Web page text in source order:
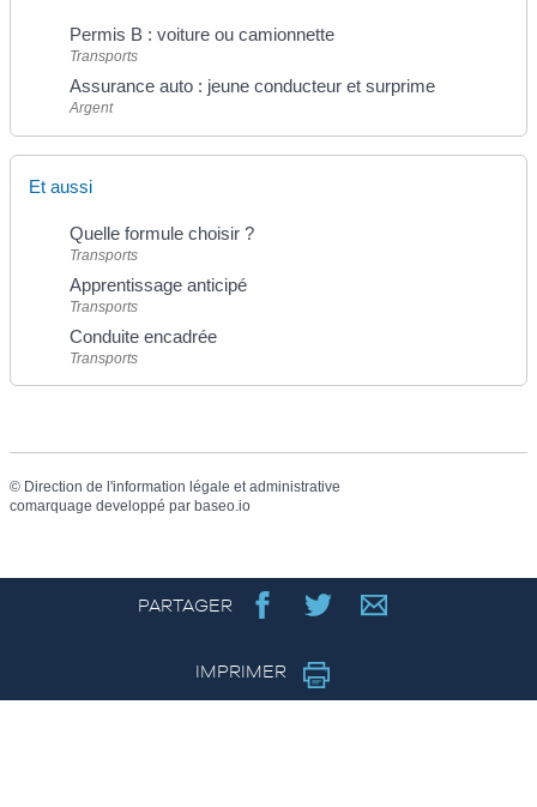
Permis B : voiture ou camionnette
Transports
Assurance auto : jeune conducteur et surprime
Argent
Et aussi
Quelle formule choisir ?
Transports
Apprentissage anticipé
Transports
Conduite encadrée
Transports
© Direction de l'information légale et administrative
comarquage developpé par baseo.io
PARTAGER
IMPRIMER